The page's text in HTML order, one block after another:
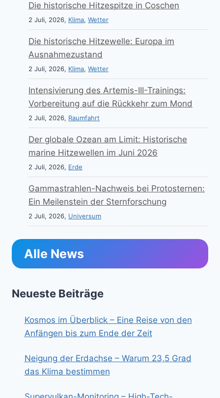
Die historische Hitzespitze in Coschen
2 Juli, 2026, Klima, Wetter
Die historische Hitzewelle: Europa im
Ausnahmezustand
2 Juli, 2026, Klima, Wetter
Intensivierung des Artemis-III-Trainings:
Vorbereitung auf die Rückkehr zum Mond
2 Juli, 2026, Raumfahrt
Der globale Ozean am Limit: Historische
marine Hitzewellen im Juni 2026
2 Juli, 2026, Erde
Gammastrahlen-Nachweis bei Protosternen:
Ein Meilenstein der Sternforschung
2 Juli, 2026, Universum
Alle News
Neueste Beiträge
Kosmos im Überblick – Eine Reise von den
Anfängen bis zum Ende der Zeit
Neigung der Erdachse – Warum 23,5 Grad
das Klima bestimmen